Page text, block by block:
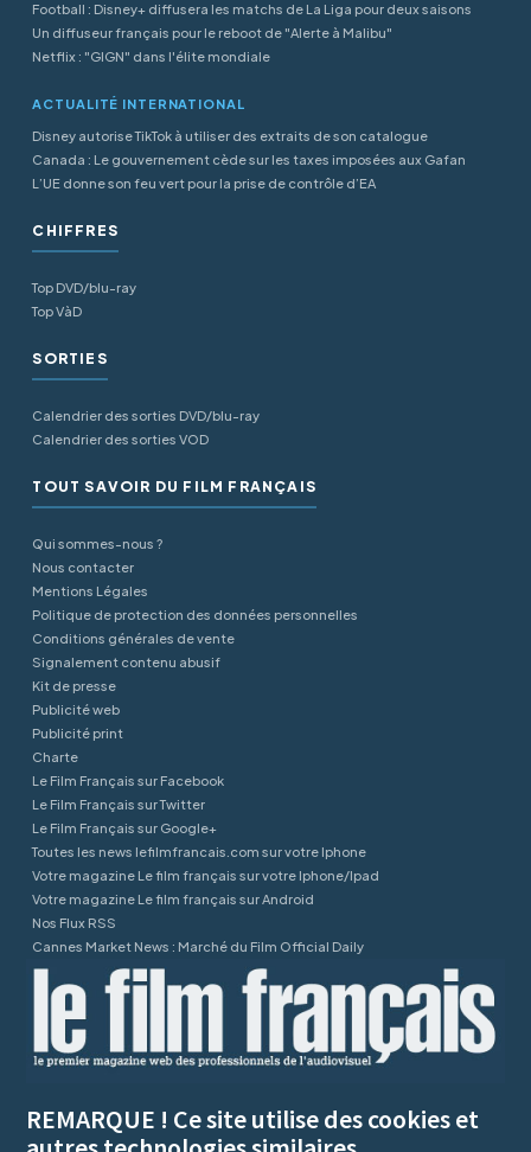
Football : Disney+ diffusera les matchs de La Liga pour deux saisons
Un diffuseur français pour le reboot de "Alerte à Malibu"
Netflix : "GIGN" dans l'élite mondiale
ACTUALITÉ INTERNATIONAL
Disney autorise TikTok à utiliser des extraits de son catalogue
Canada : Le gouvernement cède sur les taxes imposées aux Gafan
L’UE donne son feu vert pour la prise de contrôle d’EA
CHIFFRES
Top DVD/blu-ray
Top VàD
SORTIES
Calendrier des sorties DVD/blu-ray
Calendrier des sorties VOD
TOUT SAVOIR DU FILM FRANÇAIS
Qui sommes-nous ?
Nous contacter
Mentions Légales
Politique de protection des données personnelles
Conditions générales de vente
Signalement contenu abusif
Kit de presse
Publicité web
Publicité print
Charte
Le Film Français sur Facebook
Le Film Français sur Twitter
Le Film Français sur Google+
Toutes les news lefilmfrancais.com sur votre Iphone
Votre magazine Le film français sur votre Iphone/Ipad
Votre magazine Le film français sur Android
Nos Flux RSS
Cannes Market News : Marché du Film Official Daily
REMARQUE ! Ce site utilise des cookies et